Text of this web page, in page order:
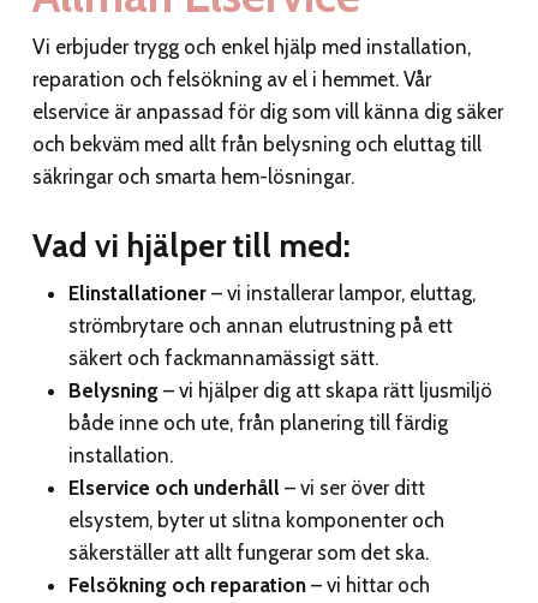
Vi erbjuder trygg och enkel hjälp med installation,
reparation och felsökning av el i hemmet. Vår
elservice är anpassad för dig som vill känna dig säker
och bekväm med allt från belysning och eluttag till
säkringar och smarta hem-lösningar.
Vad vi hjälper till med:
Elinstallationer – vi installerar lampor, eluttag,
strömbrytare och annan elutrustning på ett
säkert och fackmannamässigt sätt.
Belysning – vi hjälper dig att skapa rätt ljusmiljö
både inne och ute, från planering till färdig
installation.
Elservice och underhåll – vi ser över ditt
elsystem, byter ut slitna komponenter och
säkerställer att allt fungerar som det ska.
Felsökning och reparation – vi hittar och